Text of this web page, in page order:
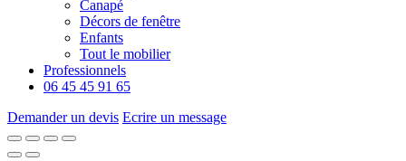
Canapé
Décors de fenêtre
Enfants
Tout le mobilier
Professionnels
06 45 45 91 65
Demander un devis Ecrire un message